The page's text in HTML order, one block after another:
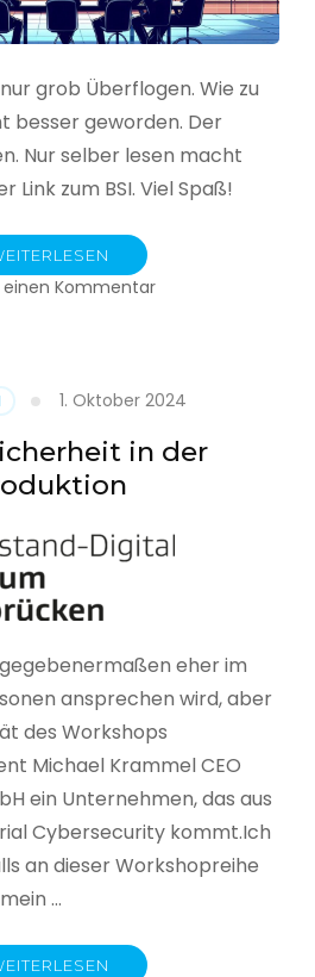
grob Überflogen. Wie zu
besser geworden. Der
Nur selber lesen macht
Link zum BSI. Viel Spaß!
einen Kommentarzu
seinen
Lagebericht
zur
in
Deutschland
1. Oktober 2024
in der
eher im
ansprechen wird, aber
des Workshops
Michael Krammel CEO
ein Unternehmen, das aus
Cybersecurity kommt.Ich
an dieser Workshopreihe
…